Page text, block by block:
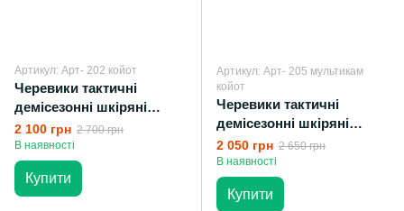
Артикул: Арт- 202 койот
Черевики тактичні
демісезонні шкіряні
койот
2 100 грн 2 700 грн
В наявності
Купити
Артикул: Арт- 205 мультикам
койот
Черевики тактичні
демісезонні шкіряні
мультикам
2 050 грн 2 650 грн
В наявності
Купити